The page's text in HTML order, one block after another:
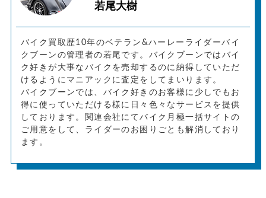
若尾大樹
バイク買取歴10年のベテラン&ハーレーライダーバイ
クブーンの管理者の若尾です。バイクブーンではバイ
ク好きが大事なバイクを売却するのに納得していただ
けるようにマニアックに査定をしてまいります。
バイクブーンでは、バイク好きのお客様に少しでもお
得に使っていただける様に日々色々なサービスを提供
しております。関連会社にてバイク月極一括サイトの
ご用意をして、ライダーのお困りごとも解消しており
ます。